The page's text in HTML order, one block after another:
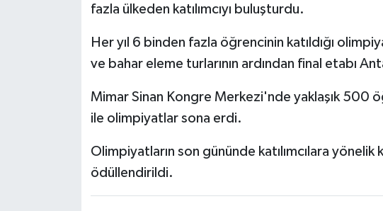
fazla ülkeden katılımcıyı buluşturdu.
Her yıl 6 binden fazla öğrencinin katıldığı
ve bahar eleme turlarının ardından final etabı
Mimar Sinan Kongre Merkezi'nde yaklaşık 500
ile olimpiyatlar sona erdi.
Olimpiyatların son gününde katılımcılara
ödüllendirildi.